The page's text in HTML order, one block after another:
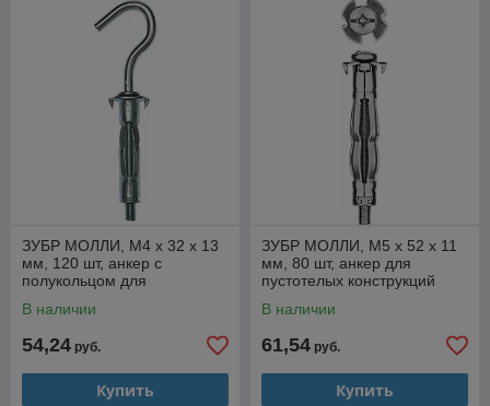
ЗУБР МОЛЛИ, М4 х 32 х 13
мм, 120 шт, анкер с
полукольцом для
302512-04-032)
В наличии
54,24 руб.
Купить
ЗУБР МОЛЛИ, М5 х 52 х 11
мм, 80 шт, анкер для
пустотелых конструкций
В наличии
61,54 руб.
Купить